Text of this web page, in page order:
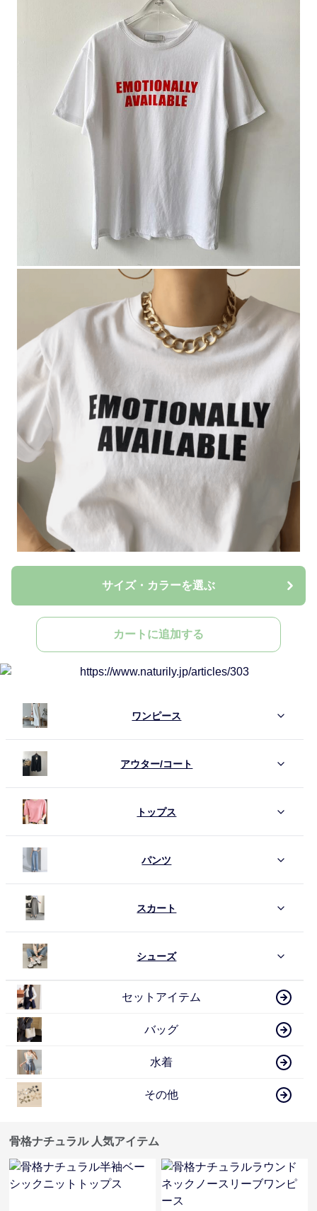
サイズ・カラーを選ぶ
カートに追加する
ワンピース
アウター/コート
トップス
パンツ
スカート
シューズ
セットアイテム
バッグ
水着
その他
骨格ナチュラル 人気アイテム